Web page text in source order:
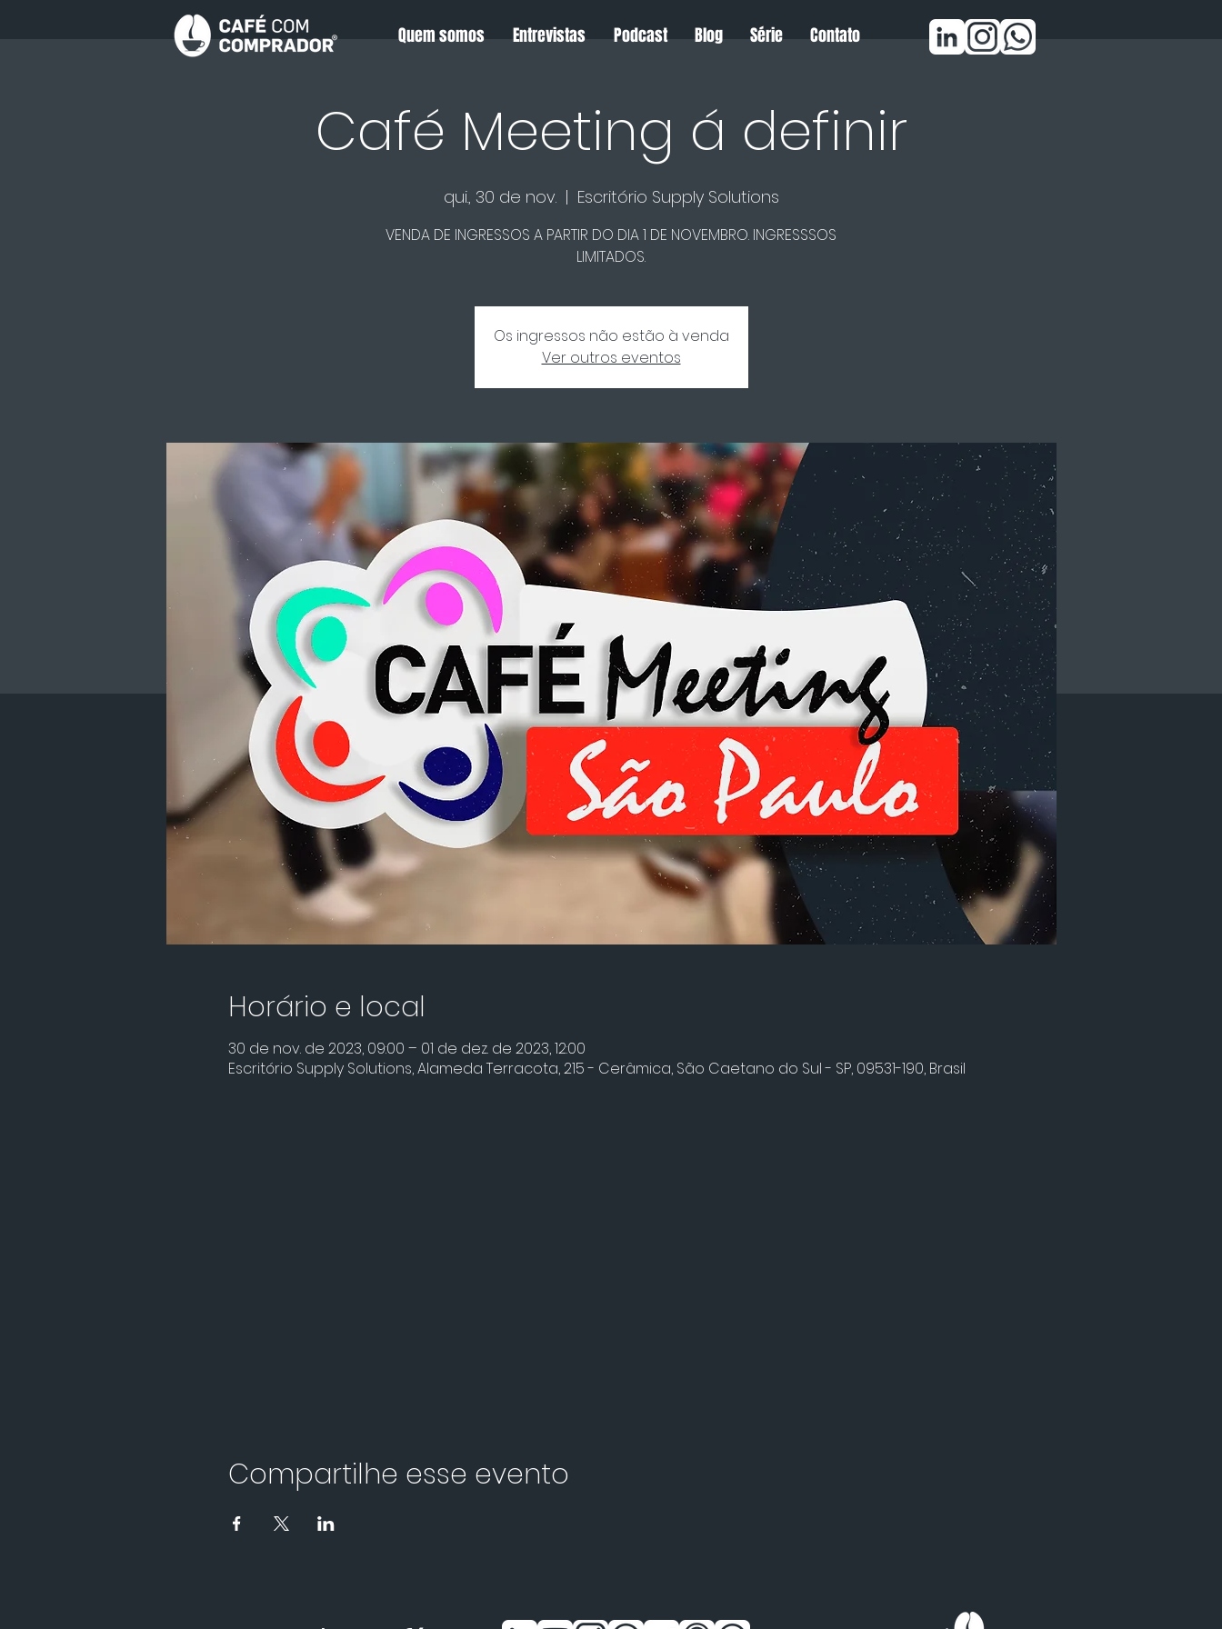
Quem somos Entrevistas Podcast Blog Série Contato
Café Meeting á definir
qui., 30 de nov.
  |
Escritório Supply Solutions
VENDA DE INGRESSOS A PARTIR DO DIA 1 DE NOVEMBRO. INGRESSSOS
LIMITADOS.
Os ingressos não estão à venda
Ver outros eventos
Horário e local
30 de nov. de 2023, 09:00 – 01 de dez. de 2023, 12:00
Escritório Supply Solutions, Alameda Terracota, 215 - Cerâmica, São Caetano do Sul - SP, 09531-190, Brasil
Compartilhe esse evento